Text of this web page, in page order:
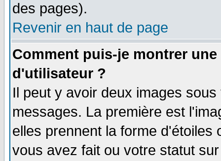
des pages).
Revenir en haut de page
Comment puis-je montrer
d'utilisateur ?
Il peut y avoir deux images
messages. La première est
elles prennent la forme d'étoiles
vous avez fait ou votre statut